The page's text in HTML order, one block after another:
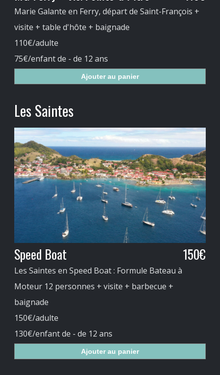
Marie Galante en Ferry, départ de Saint-François +
visite + table d'hôte + baignade
110€/adulte
75€/enfant de - de 12 ans
Ajouter au panier
Les Saintes
150€
Speed Boat
Les Saintes en Speed Boat : Formule Bateau à
Moteur 12 personnes + visite + barbecue +
baignade
150€/adulte
130€/enfant de - de 12 ans
Ajouter au panier